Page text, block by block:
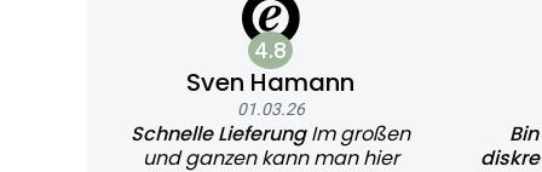
4.8
Sven Hamann
01.03.26
Schnelle LieferungIm großen
und ganzen kann man hier